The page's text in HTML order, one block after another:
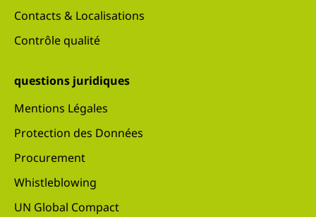
Contacts & Localisations
Contrôle qualité
questions juridiques
Mentions Légales
Protection des Données
Procurement
Whistleblowing
UN Global Compact